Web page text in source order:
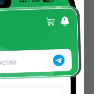
1% 1МЛ
купить или
Истаравшан,
АЗИЗ ВАКО ,